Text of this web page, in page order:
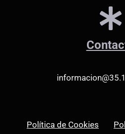
Política de Cookies